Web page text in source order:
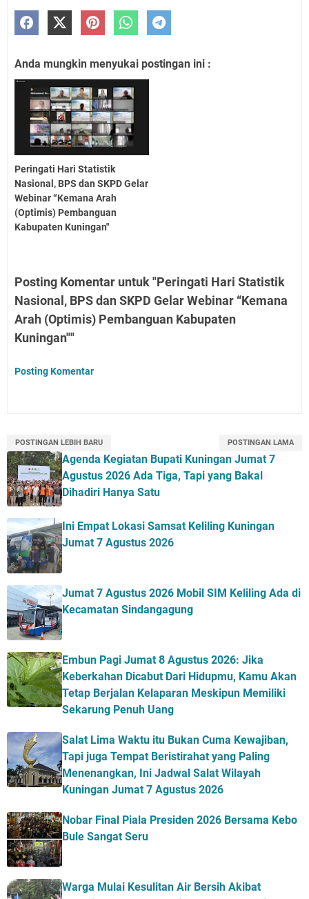
Anda mungkin menyukai postingan ini :
Peringati Hari Statistik
Nasional, BPS dan SKPD Gelar
Webinar “Kemana Arah
(Optimis) Pembanguan
Kabupaten Kuningan"
Posting Komentar untuk "Peringati Hari Statistik
Nasional, BPS dan SKPD Gelar Webinar “Kemana
Arah (Optimis) Pembanguan Kabupaten
Kuningan""
Posting Komentar
POSTINGAN LEBIH BARU POSTINGAN LAMA
Agenda Kegiatan Bupati Kuningan Jumat 7
Agustus 2026 Ada Tiga, Tapi yang Bakal
Dihadiri Hanya Satu
Ini Empat Lokasi Samsat Keliling Kuningan
Jumat 7 Agustus 2026
Jumat 7 Agustus 2026 Mobil SIM Keliling Ada di
Kecamatan Sindangagung
Embun Pagi Jumat 8 Agustus 2026: Jika
Keberkahan Dicabut Dari Hidupmu, Kamu Akan
Tetap Berjalan Kelaparan Meskipun Memiliki
Sekarung Penuh Uang
Salat Lima Waktu itu Bukan Cuma Kewajiban,
Tapi juga Tempat Beristirahat yang Paling
Menenangkan, Ini Jadwal Salat Wilayah
Kuningan Jumat 7 Agustus 2026
Nobar Final Piala Presiden 2026 Bersama Kebo
Bule Sangat Seru
Warga Mulai Kesulitan Air Bersih Akibat